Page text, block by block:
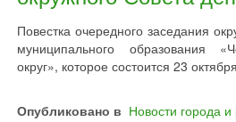
Повестка очередного заседания
муниципального образования
округ», которое состоится 23
Опубликовано в Новости города